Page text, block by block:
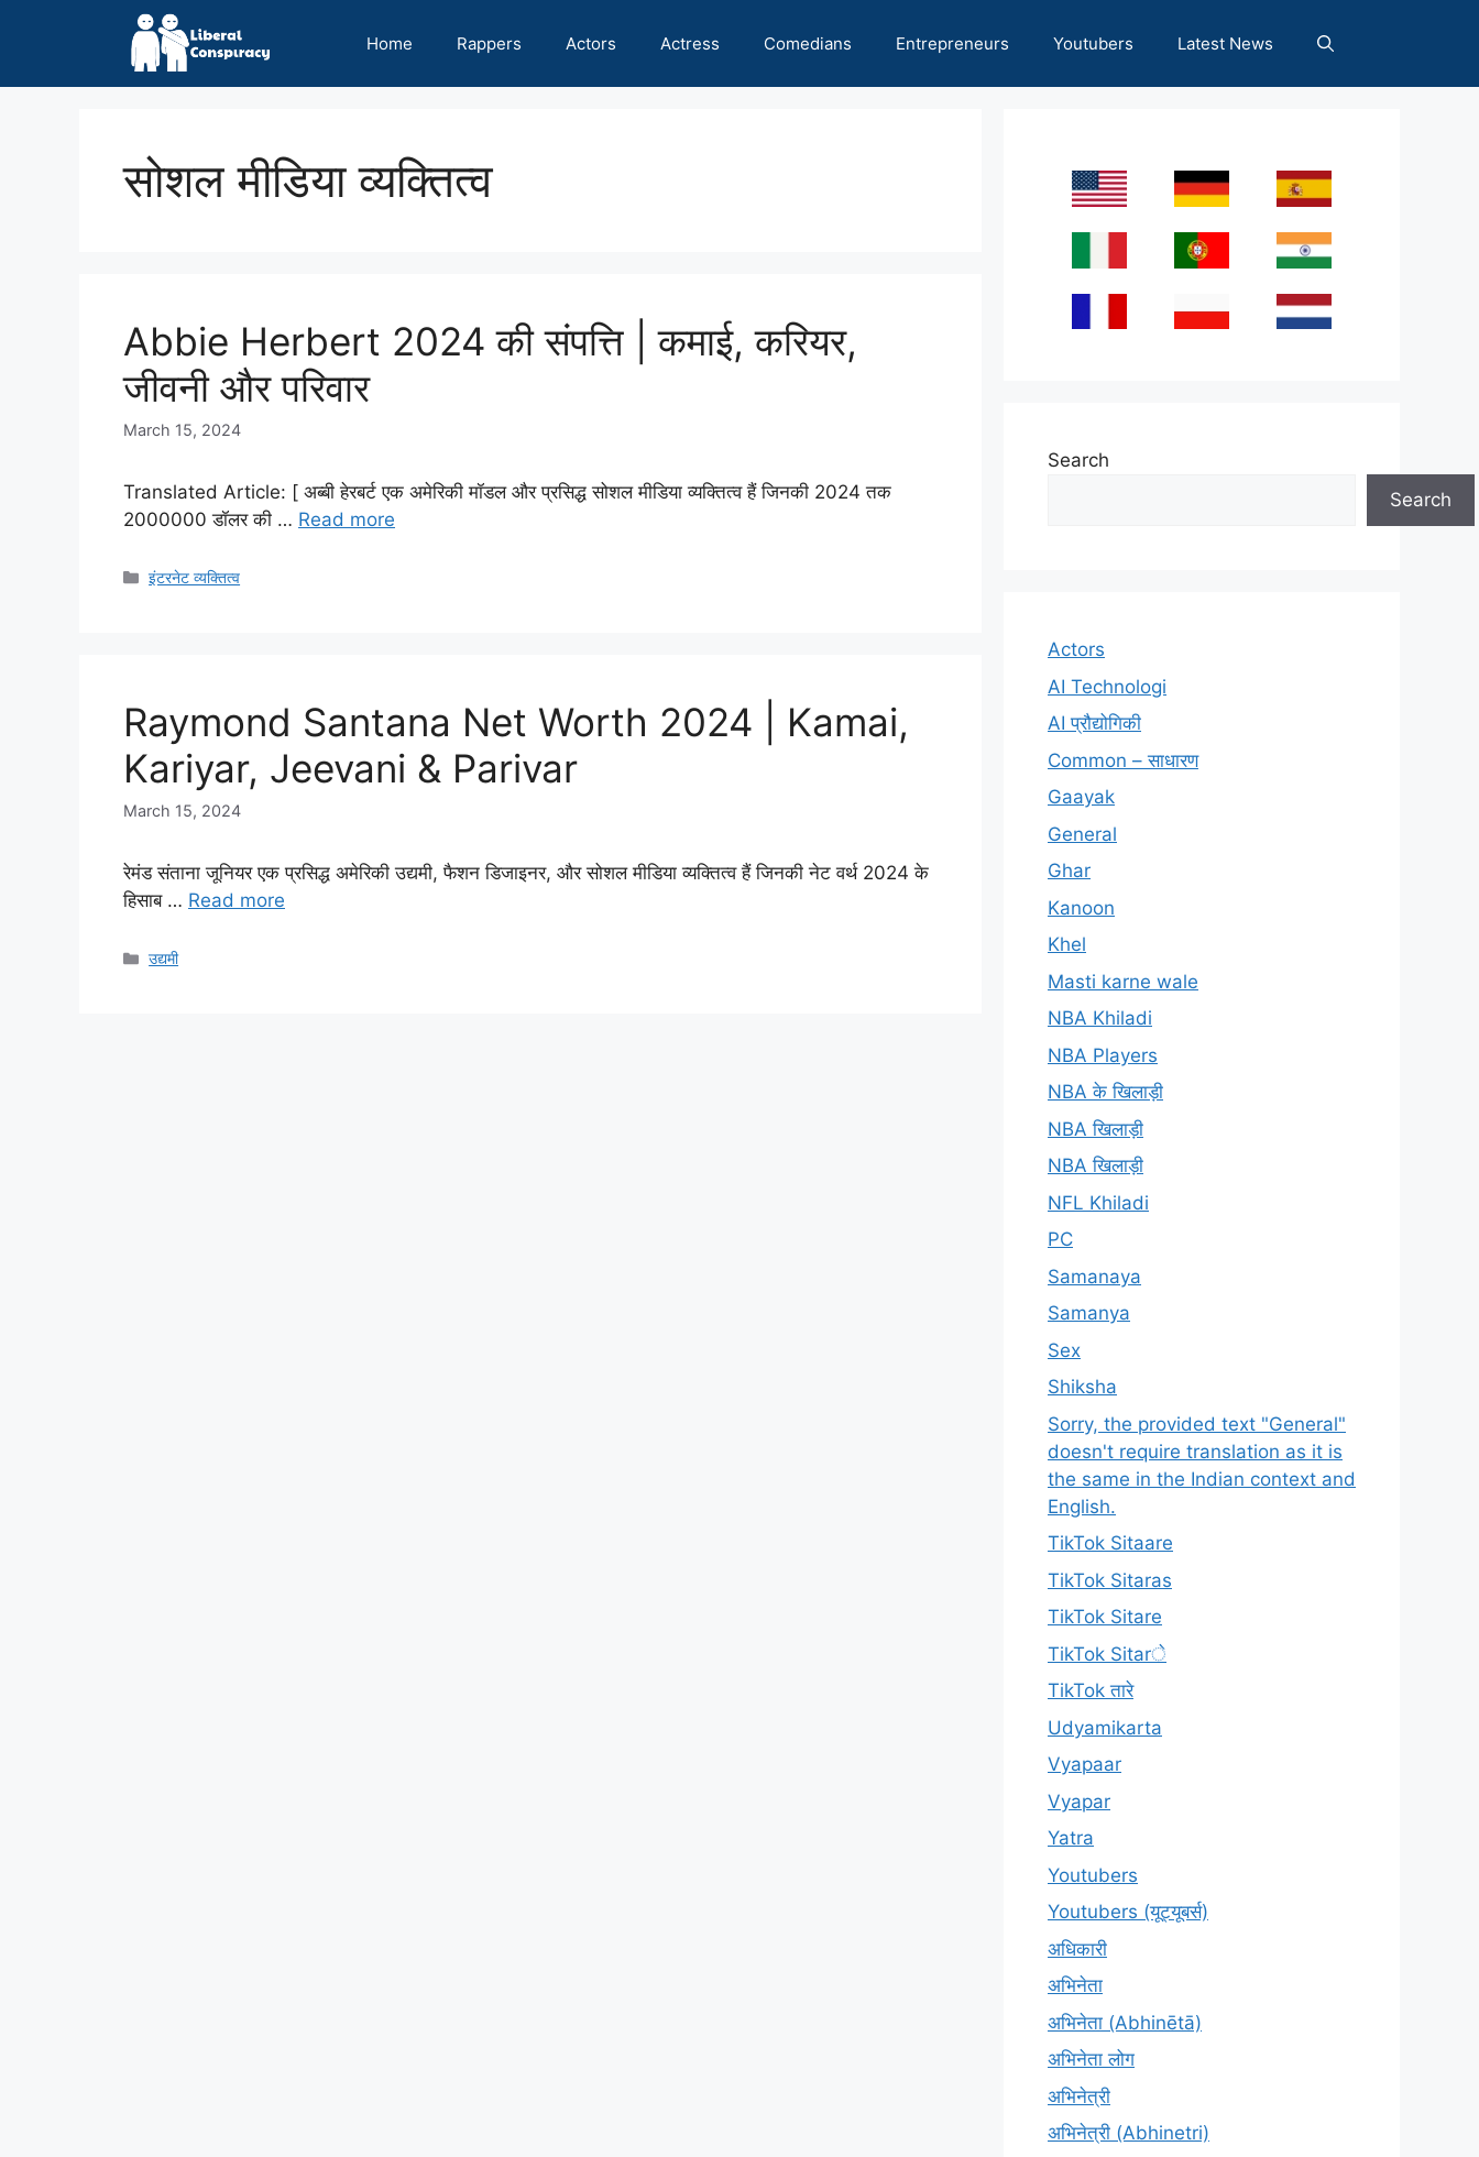
Home Rappers Actors Actress Comedians Entrepreneurs Youtubers Latest News
सोशल मीडिया व्यक्तित्व
Abbie Herbert 2024 की संपत्ति | कमाई, करियर,
जीवनी और परिवार
March 15, 2024
Translated Article: [ अब्बी हेरबर्ट एक अमेरिकी मॉडल और प्रसिद्ध सोशल मीडिया व्यक्तित्व हैं जिनकी 2024 तक
2000000 डॉलर की … Read more
Categories
इंटरनेट व्यक्तित्व
Raymond Santana Net Worth 2024 | Kamai,
Kariyar, Jeevani & Parivar
March 15, 2024
रेमंड संताना जूनियर एक प्रसिद्ध अमेरिकी उद्यमी, फैशन डिजाइनर, और सोशल मीडिया व्यक्तित्व हैं जिनकी नेट वर्थ 2024 के
हिसाब … Read more
Categories
उद्यमी
Search
Search
Actors
AI Technologi
AI प्रौद्योगिकी
Common – साधारण
Gaayak
General
Ghar
Kanoon
Khel
Masti karne wale
NBA Khiladi
NBA Players
NBA के खिलाड़ी
NBA खिलाड़ी
NBA खिलाड़ी
NFL Khiladi
PC
Samanaya
Samanya
Sex
Shiksha
Sorry, the provided text "General"
doesn't require translation as it is
the same in the Indian context and
English.
TikTok Sitaare
TikTok Sitaras
TikTok Sitare
TikTok Sitarे
TikTok तारे
Udyamikarta
Vyapaar
Vyapar
Yatra
Youtubers
Youtubers (यूट्यूबर्स)
अधिकारी
अभिनेता
अभिनेता (Abhinētā)
अभिनेता लोग
अभिनेत्री
अभिनेत्री (Abhinetri)